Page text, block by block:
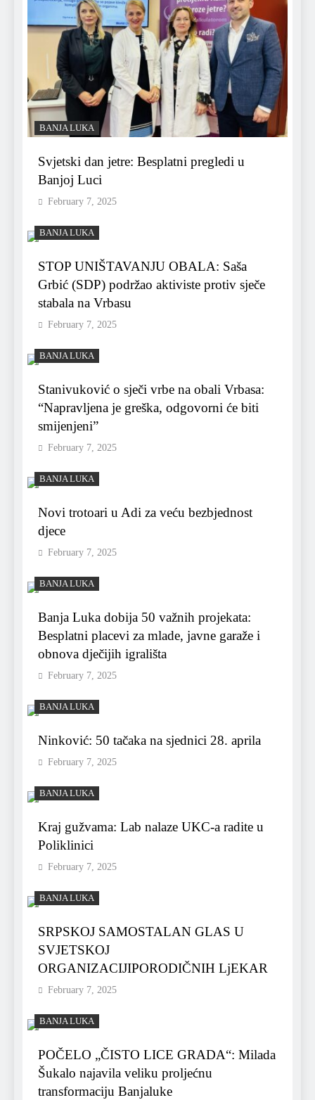
BANJA LUKA
Svjetski dan jetre: Besplatni pregledi u
Banjoj Luci
February 7, 2025
BANJA LUKA
STOP UNIŠTAVANJU OBALA: Saša
Grbić (SDP) podržao aktiviste protiv sječe
stabala na Vrbasu
February 7, 2025
BANJA LUKA
Stanivuković o sječi vrbe na obali Vrbasa:
“Napravljena je greška, odgovorni će biti
smijenjeni”
February 7, 2025
BANJA LUKA
Novi trotoari u Adi za veću bezbjednost
djece
February 7, 2025
BANJA LUKA
Banja Luka dobija 50 važnih projekata:
Besplatni placevi za mlade, javne garaže i
obnova dječijih igrališta
February 7, 2025
BANJA LUKA
Ninković: 50 tačaka na sjednici 28. aprila
February 7, 2025
BANJA LUKA
Kraj gužvama: Lab nalaze UKC-a radite u
Poliklinici
February 7, 2025
BANJA LUKA
SRPSKOJ SAMOSTALAN GLAS U
SVJETSKOJ
ORGANIZACIJIPORODIČNIH LjEKAR
February 7, 2025
BANJA LUKA
POČELO „ČISTO LICE GRADA“: Milada
Šukalo najavila veliku proljećnu
transformaciju Banjaluke